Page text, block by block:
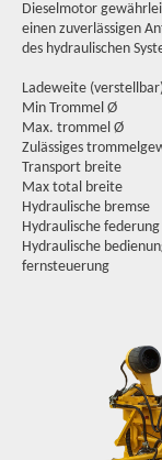
Dieselmotor
einen zuverlässigen
des hydraulischen
Ladeweite
Min Trommel
Max. trommel
Zulässiges
Transport
Max total
Hydraulische bremse
Hydraulische federung
Hydraulische
fernsteuerung